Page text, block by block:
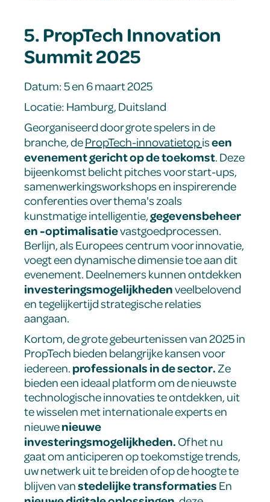
5. PropTech Innovation
Summit 2025
Datum: 5 en 6 maart 2025
Locatie: Hamburg, Duitsland
Georganiseerd door grote spelers in de
branche, dePropTech-innovatietopiseen
evenement gericht op de toekomst. Deze
bijeenkomst belicht pitches voor start-ups,
samenwerkingsworkshops en inspirerende
conferenties over thema's zoals
kunstmatige intelligentie,gegevensbeheer
en -optimalisatievastgoedprocessen.
Berlijn, als Europees centrum voor innovatie,
voegt een dynamische dimensie toe aan dit
evenement. Deelnemers kunnen ontdekken
investeringsmogelijkhedenveelbelovend
en tegelijkertijd strategische relaties
aangaan.
Kortom, de grote gebeurtenissen van 2025 in
PropTech bieden belangrijke kansen voor
iedereen. professionals in de sector. Ze
bieden een ideaal platform om de nieuwste
technologische innovaties te ontdekken, uit
te wisselen met internationale experts en
nieuwenieuwe
investeringsmogelijkheden. Of het nu
gaat om anticiperen op toekomstige trends,
uw netwerk uit te breiden of op de hoogte te
blijven vanstedelijke transformaties En